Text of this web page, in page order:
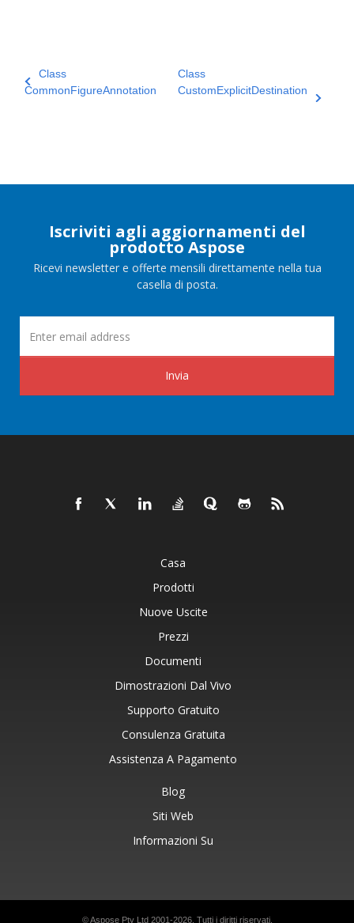
Class
CommonFigureAnnotation
Class
CustomExplicitDestination
Iscriviti agli aggiornamenti del
prodotto Aspose
Ricevi newsletter e offerte mensili direttamente nella tua
casella di posta.
Invia
Casa
Prodotti
Nuove Uscite
Prezzi
Documenti
Dimostrazioni Dal Vivo
Supporto Gratuito
Consulenza Gratuita
Assistenza A Pagamento
Blog
Siti Web
Informazioni Su
© Aspose Pty Ltd 2001-2026. Tutti i diritti riservati.